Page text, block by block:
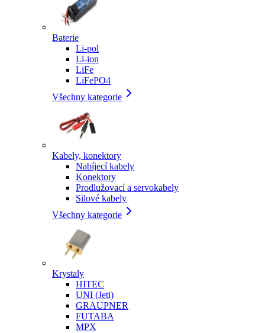
Baterie
Li-pol
Li-ion
LiFe
LiFePO4
Všechny kategorie
Kabely, konektory
Nabíjecí kabely
Konektory
Prodlužovací a servokabely
Silové kabely
Všechny kategorie
Krystaly
HITEC
UNI (Jeti)
GRAUPNER
FUTABA
MPX